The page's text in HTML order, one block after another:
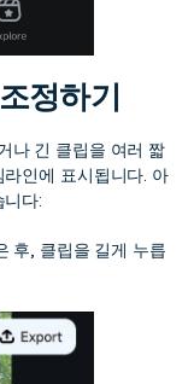
정하기
나 긴 클립을 여러 짧
인에 표시됩니다. 아
다:
후, 클립을 길게 누릅